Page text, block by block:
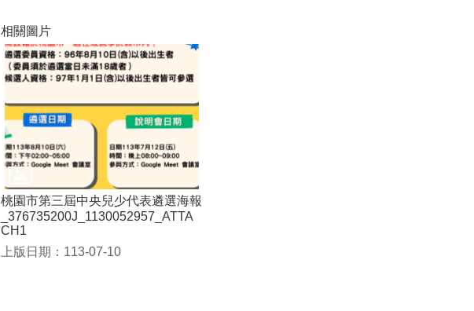
相關圖片
桃園市第三屆中央兒少代表遴選海報
_376735200J_1130052957_ATTA
CH1
上版日期：113-07-10